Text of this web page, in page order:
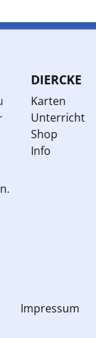
DIERCKE
Karten
Unterricht
Shop
Info
Impressum